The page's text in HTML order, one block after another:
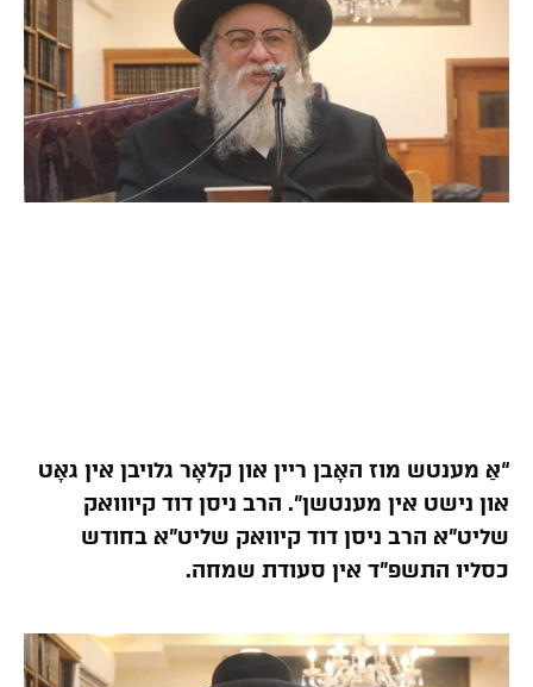
“אַ מענטש מוז האָבן ריין און קלאָר גלויבן אין גאָט
און נישט אין מענטשן”. הרב ניסן דוד קיווואק
שליט”א הרב ניסן דוד קיוואק שליט”א בחודש
כסליו התשפ”ד אין סעודת שמחה.